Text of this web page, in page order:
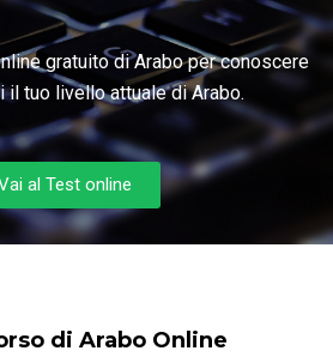
gratuito di Arabo per conoscere
il tuo livello attuale di Arabo.
al Test online
di Arabo Online